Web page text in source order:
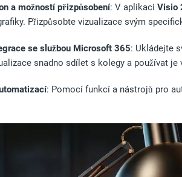
a možností přizpůsobení: V aplikaci Visio
Přizpůsobte vizualizace svým
se službou Microsoft 365: Ukládejte
snadno sdílet s kolegy a používat je
: Pomocí funkcí a nástrojů pro